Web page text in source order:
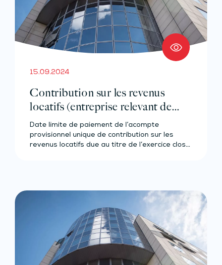
15.09.2024
Contribution sur les revenus
locatifs (entreprise relevant de
l’IR)
Date limite de paiement de l’acompte
provisionnel unique de contribution sur les
revenus locatifs due au titre de l’exercice clos…